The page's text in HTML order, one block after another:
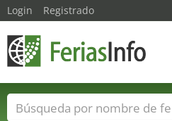
Login Registrado